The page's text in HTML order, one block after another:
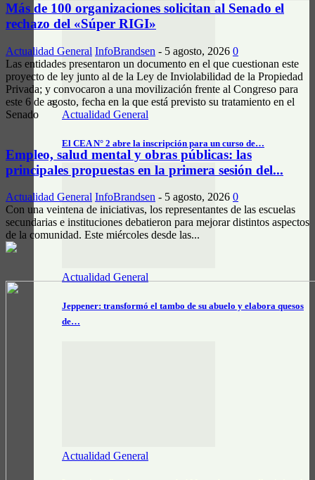
Actualidad General
El CEA N° 2 abre la inscripción para un curso de…
Actualidad General
Jeppener: transformó el tambo de su abuelo y elabora quesos
de…
Actualidad General
Más de 100 organizaciones solicitan al Senado el
rechazo del «Súper RIGI»
Actualidad General InfoBrandsen - 5 agosto, 2026 0
Las entidades presentaron un documento en el que cuestionan este
proyecto de ley junto al de la Ley de Inviolabilidad de la Propiedad
Privada; y convocaron a una movilización frente al Congreso para
este 6 de agosto, fecha en la que está previsto su tratamiento en el
Senado
Empleo, salud mental y obras públicas: las
principales propuestas en la primera sesión del...
Actualidad General InfoBrandsen - 5 agosto, 2026 0
Con una veintena de iniciativas, los representantes de las escuelas
secundarias e instituciones debatieron para mejorar distintos aspectos
de la comunidad. Este miércoles desde las...